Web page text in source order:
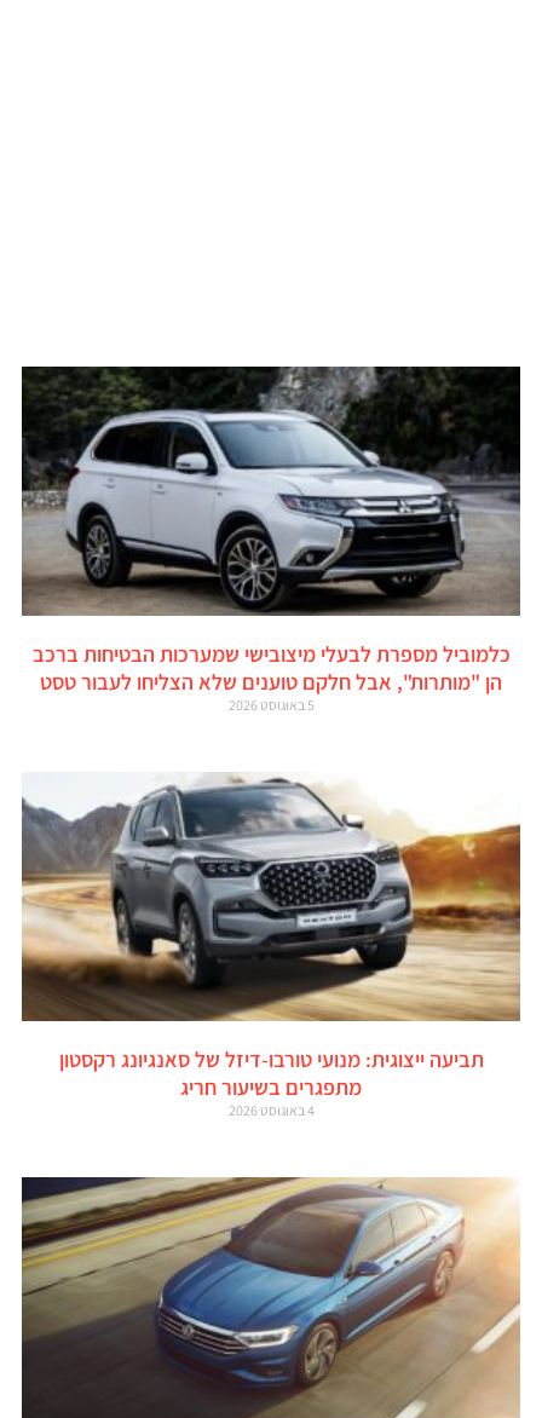
כלמוביל מספרת לבעלי מיצובישי שמערכות הבטיחות ברכב
הן "מותרות", אבל חלקם טוענים שלא הצליחו לעבור טסט
5 באוגוסט 2026
תביעה ייצוגית: מנועי טורבו-דיזל של סאנגיונג רקסטון
מתפגרים בשיעור חריג
4 באוגוסט 2026